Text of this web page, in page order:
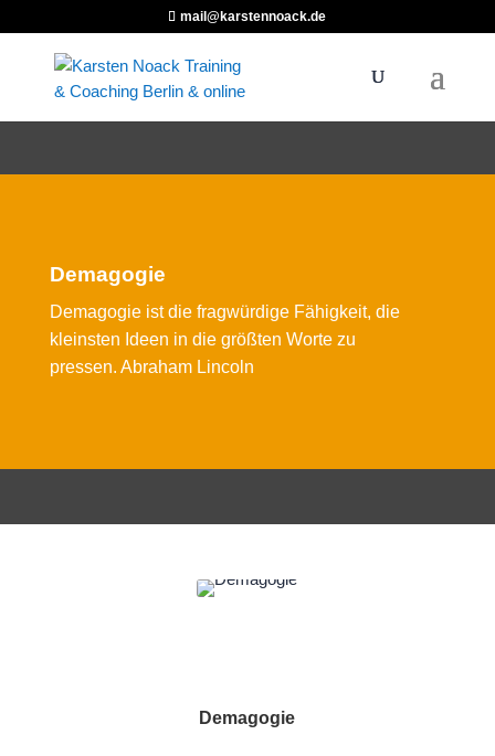
mail@karstennoack.de
Demagogie
Demagogie ist die fragwürdige Fähigkeit, die
kleinsten Ideen in die größten Worte zu
pressen. Abraham Lincoln
Demagogie